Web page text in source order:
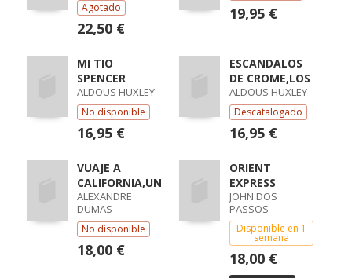
Agotado
22,50 €
19,95 €
MI TIO
SPENCER
ALDOUS HUXLEY
No disponible
16,95 €
ESCANDALOS
DE CROME,LOS
ALDOUS HUXLEY
Descatalogado
16,95 €
VUAJE A
CALIFORNIA,UN
ALEXANDRE
DUMAS
No disponible
18,00 €
ORIENT
EXPRESS
JOHN DOS
PASSOS
Disponible en 1
semana
18,00 €